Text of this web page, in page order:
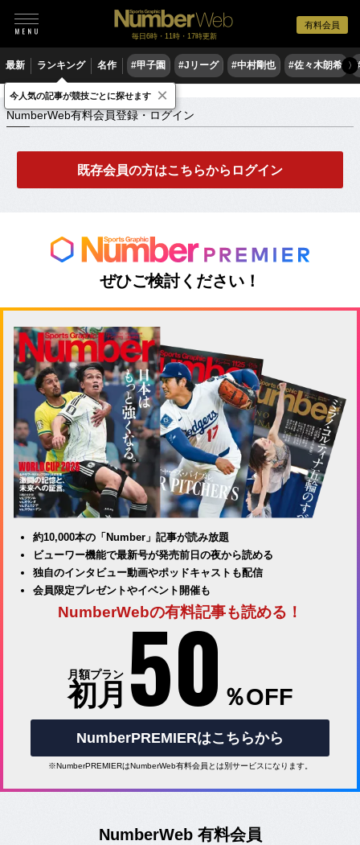
有料会員
毎日6時・11時・17時更新
最新 ランキング 名作 #甲子園 #Jリーグ #中村剛也 #佐々木朗希 〉
NumberWeb有料会員登録・ログイン
NumberWeb有料会員登録・ログイン
既存会員の方はこちらからログイン
ぜひご検討ください！
約10,000本の「Number」記事が読み放題
ビューワー機能で最新号が発売前日の夜から読める
独自のインタビュー動画やポッドキャストも配信
会員限定プレゼントやイベント開催も
NumberWebの有料記事も読める！
月額プラン
初月 50 ％OFF
NumberPREMIERはこちらから
※NumberPREMIERはNumberWeb有料会員とは別サービスになります。
NumberWeb 有料会員
今人気の記事が競技ごとに探せます ×